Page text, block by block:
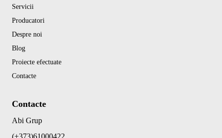
Servicii
Producatori
Despre noi
Blog
Proiecte efectuate
Contacte
Contacte
Abi Grup
(+373)61000422